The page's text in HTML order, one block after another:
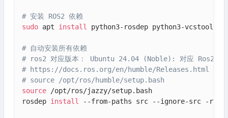
# 安装 ROS2 依赖
sudo apt install python3-rosdep python3-vcstool -y
# 自动安装所有依赖
# ros2 对应版本： Ubuntu 24.04 (Noble): 对应 Ros2版
# https://docs.ros.org/en/humble/Releases.html
# source /opt/ros/humble/setup.bash
source /opt/ros/jazzy/setup.bash
rosdep install --from-paths src --ignore-src -r -y